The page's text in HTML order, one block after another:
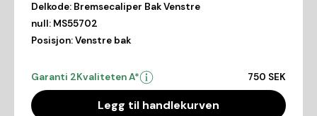
Delkode: Bremsecaliper Bak Venstre
null: MS55702
Posisjon:Venstre bak
Garanti 2Kvaliteten A* 750 SEK
Legg til handlekurven